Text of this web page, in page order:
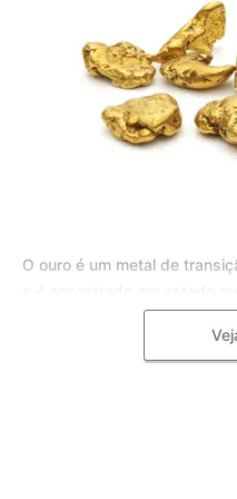
O ouro é um metal de
aluviais, bem como em
metamórficas e minerais,